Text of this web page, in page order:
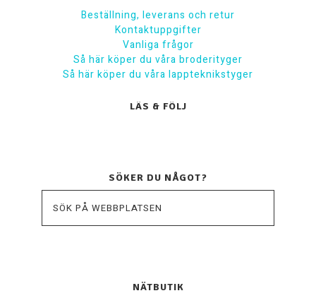
Beställning, leverans och retur
Kontaktuppgifter
Vanliga frågor
Så här köper du våra broderityger
Så här köper du våra lappteknikstyger
LÄS & FÖLJ
SÖKER DU NÅGOT?
NÄTBUTIK